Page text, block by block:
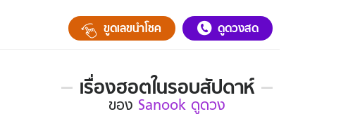
ความรู้รอบตัว
ฮาวทู
ขูดเลขนำโชค ดูดวงสด
เรื่องฮอตในรอบสัปดาห์
เรื่อง
ของ Sanook ดูดวง